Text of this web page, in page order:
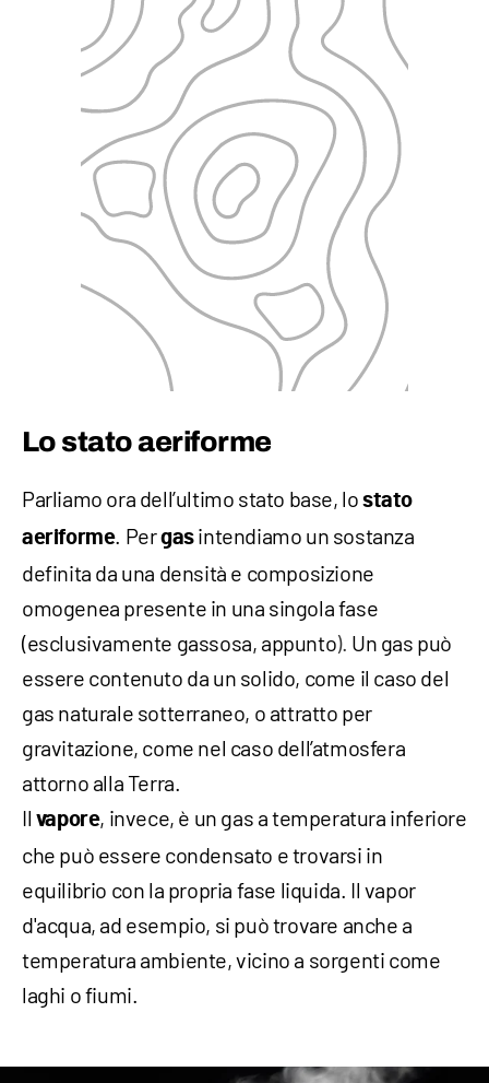
Lo stato aeriforme
Parliamo ora dell’ultimo stato base, lo stato
aeriforme. Pergasintendiamo un sostanza
definita da una densità e composizione
omogenea presente in una singola fase
(esclusivamente gassosa, appunto). Un gas può
essere contenuto da un solido, come il caso del
gas naturale sotterraneo, o attratto per
gravitazione, come nel caso dell’atmosfera
attorno alla Terra.
Il vapore, invece, è un gas a temperatura inferiore
che può essere condensato e trovarsi in
equilibrio con la propria fase liquida. Il vapor
d'acqua, ad esempio, si può trovare anche a
temperatura ambiente, vicino a sorgenti come
laghi o fiumi.